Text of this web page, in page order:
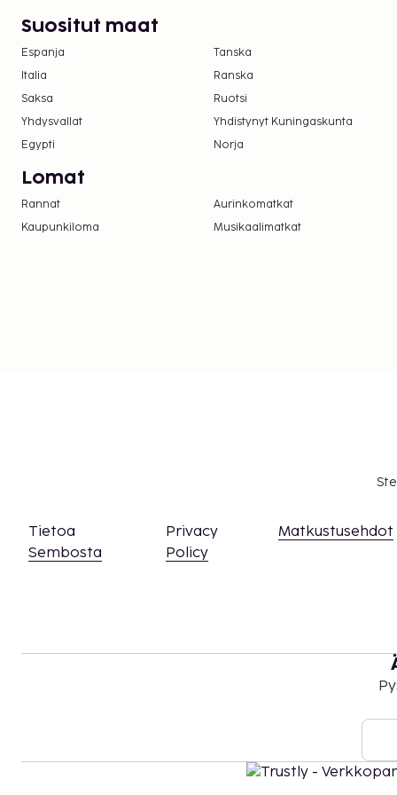
hotellissa.
Suositut maat
Espanja Tanska
Italia
Ranska
Saksa
Ruotsi
Yhdysvallat
Yhdistynyt Kuningaskunta
Egypti
Norja
Lomat
Rannat Aurinkomatkat
Kaupunkiloma
Musikaalimatkat
Tietoa
Sembosta
Privacy
Policy
Matkustusehdot